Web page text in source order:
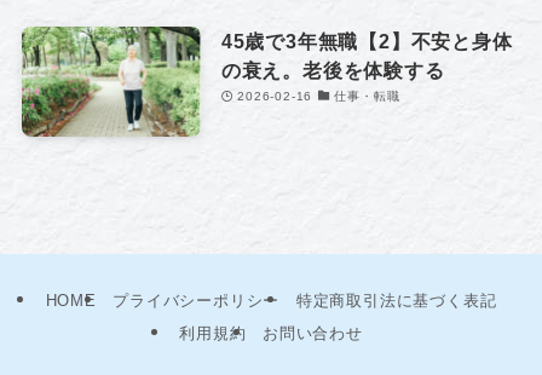
45歳で3年無職【2】不安と身体
の衰え。老後を体験する
2026-02-16 仕事・転職
HOME プライバシーポリシー
特定商取引法に基づく表記
利用規約
お問い合わせ